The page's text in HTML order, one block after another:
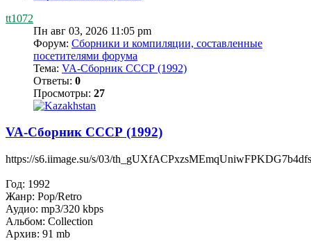
tt1072
Пн авг 03, 2026 11:05 pm
Форум: Сборники и компиляции, составленные
посетителями форума
Тема: VA-Сборник СССР (1992)
Ответы: 0
Просмотры: 27
VA-Сборник СССР (1992)
https://s6.iimage.su/s/03/
Год: 1992
Жанр: Pop/Retro
Аудио: mp3/320 kbps
Альбом: Collection
Архив: 91 mb